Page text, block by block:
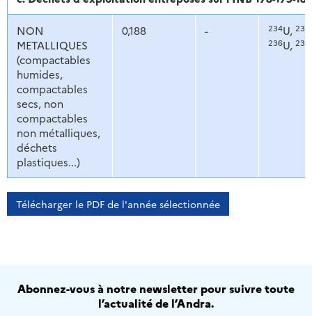
NON
METALLIQUES
(compactables
humides,
compactables
secs, non
compactables
non métalliques,
déchets
plastiques...)
0,188 - 234U, 235
236U, 238
Télécharger le PDF de l'année sélectionnée
Abonnez-vous à notre newsletter pour suivre toute
l’actualité de l’Andra.